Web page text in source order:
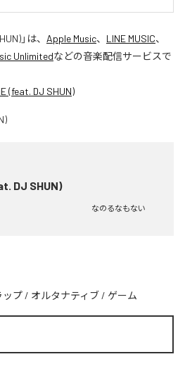
」は、 Apple Music、 LINE MUSIC、
Unlimitedなどの音楽配信サービスで
(feat. DJ SHUN)
DJ SHUN)
なのるなもない
ップ / オルタナティブ / ゲーム